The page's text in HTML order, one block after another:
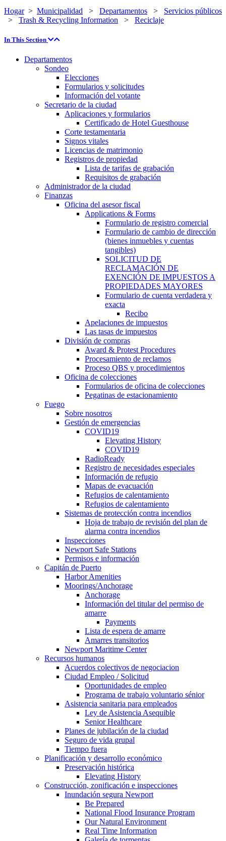
Hogar> Municipalidad > Departamentos > Servicios públicos
> Trash & Recycling Information > Reciclaje
In This Section
Departamentos
Sondeo
Elecciones
Formularios y solicitudes
Información del votante
Secretario de la ciudad
Aplicaciones y formularios
Certificado de Hotel Guesthouse
Corte testamentaria
Signos vitales
Licencias de matrimonio
Registros de propiedad
Lista de tarifas de grabación
Requisitos de grabación
Administrador de la ciudad
Finanzas
Oficina del asesor fiscal
Applications & Forms
Formulario de registro comercial
Formulario de cambio de dirección
(bienes inmuebles y cuentas
tangibles)
SOLICITUD DE
RECLAMACIÓN DE
EXENCIÓN DE IMPUESTOS A
PROPIEDADES MAYORES
Formulario de cuenta verdadera y
exacta
Recibo
Apelaciones de impuestos
Las tasas de impuestos
División de compras
Award & Protest Procedures
Procesamiento de reclamos
Proceso QBS y procedimientos
Oficina de colecciones
Formularios de oficina de colecciones
Pegatinas de estacionamiento
Fuego
Sobre nosotros
Gestión de emergencias
COVID19
Elevating History
COVID19
RadioReady
Registro de necesidades especiales
Información de refugio
Mapas de evacuación
Refugios de calentamiento
Refugios de calentamiento
Sistemas de protección contra incendios
Hoja de trabajo de revisión del plan de
alarma contra incendios
Inspecciones
Newport Safe Stations
Permisos e información
Capitán de Puerto
Harbor Amenities
Moorings/Anchorage
Anchorage
Información del titular del permiso de
amarre
Payments
Lista de espera de amarre
Amarres transitorios
Newport Maritime Center
Recursos humanos
Acuerdos colectivos de negociacion
Ciudad Empleo / Solicitud
Oportunidades de empleo
Programa de trabajo voluntario sénior
Asistencia sanitaria para empleados
Ley de Asistencia Asequible
Senior Healthcare
Planes de jubilación de la ciudad
Seguro de vida grupal
Tiempo fuera
Planificación y desarrollo económico
Preservación histórica
Elevating History
Construcción, zonificación e inspecciones
Inundación segura Newport
Be Prepared
National Flood Insurance Program
Our Natural Environment
Real Time Information